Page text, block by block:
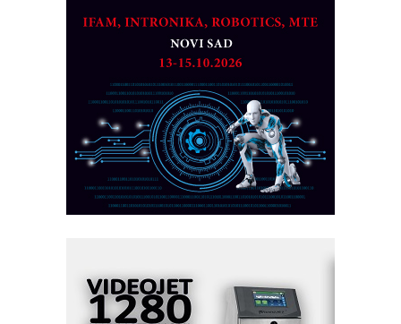
MAREX - Lim i mašine za savremena
Marcom-plast d.o.o.- vaš pouzdan
partner
CTO - Prilagodite svoju toplinsku
obradu!
Razvoj asortimanskog pravca MINI-
PLC AKYTEC
AUKOM: Svetski standard metrologije
dostupan u Srbiji
I.SAFE MOBILE revolucioniše
industrijsku automatizaciju
pionirskimmobile operator PANEL-OM